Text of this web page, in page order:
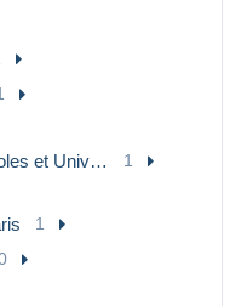
Enseignement, Ecoles et Universités 1
1